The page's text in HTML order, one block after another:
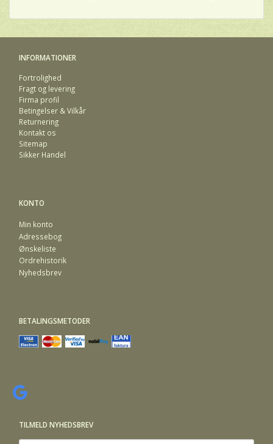
INFORMATIONER
Fortrolighed
Fragt og levering
Firma profil
Betingelser & Vilkår
Returnering
Kontakt os
Sitemap
Sikker Handel
KONTO
Min konto
Adressebog
Ønskeliste
Ordrehistorik
Nyhedsbrev
BETALINGSMETODER
TILMELD NYHEDSBREV